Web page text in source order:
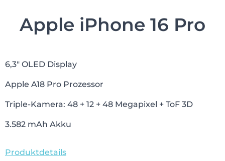
Apple iPhone 16 Pro
6,3″ OLED Display
Apple A18 Pro Prozessor
Triple-Kamera: 48 + 12 + 48 Megapixel + ToF 3D
3.582 mAh Akku
Produktdetails